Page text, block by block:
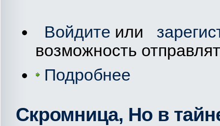
Войдите или
возможность
Подробнее
Скромница, Но в